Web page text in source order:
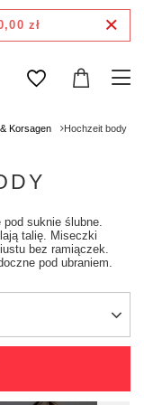
zł
Korsagen Hochzeit body
suknie ślubne.
talię. Miseczki
bez ramiączek.
pod ubraniem.